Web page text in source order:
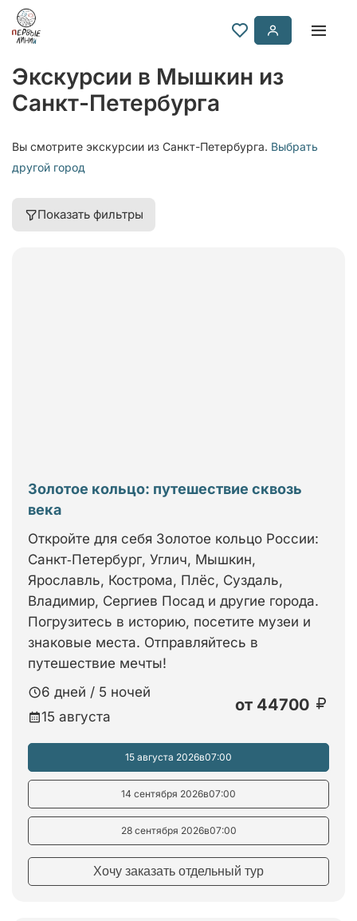
Экскурсии в Мышкин из
Санкт-Петербурга
Вы смотрите экскурсии из Санкт-Петербурга. Выбрать
другой город
Показать фильтры
Золотое кольцо: путешествие сквозь
века
Откройте для себя Золотое кольцо России:
Санкт‑Петербург, Углич, Мышкин,
Ярославль, Кострома, Плёс, Суздаль,
Владимир, Сергиев Посад и другие города.
Погрузитесь в историю, посетите музеи и
знаковые места. Отправляйтесь в
путешествие мечты!
6 дней / 5 ночей
15 августа
от 44700
15 августа 2026в07:00
14 сентября 2026в07:00
28 сентября 2026в07:00
Хочу заказать отдельный тур